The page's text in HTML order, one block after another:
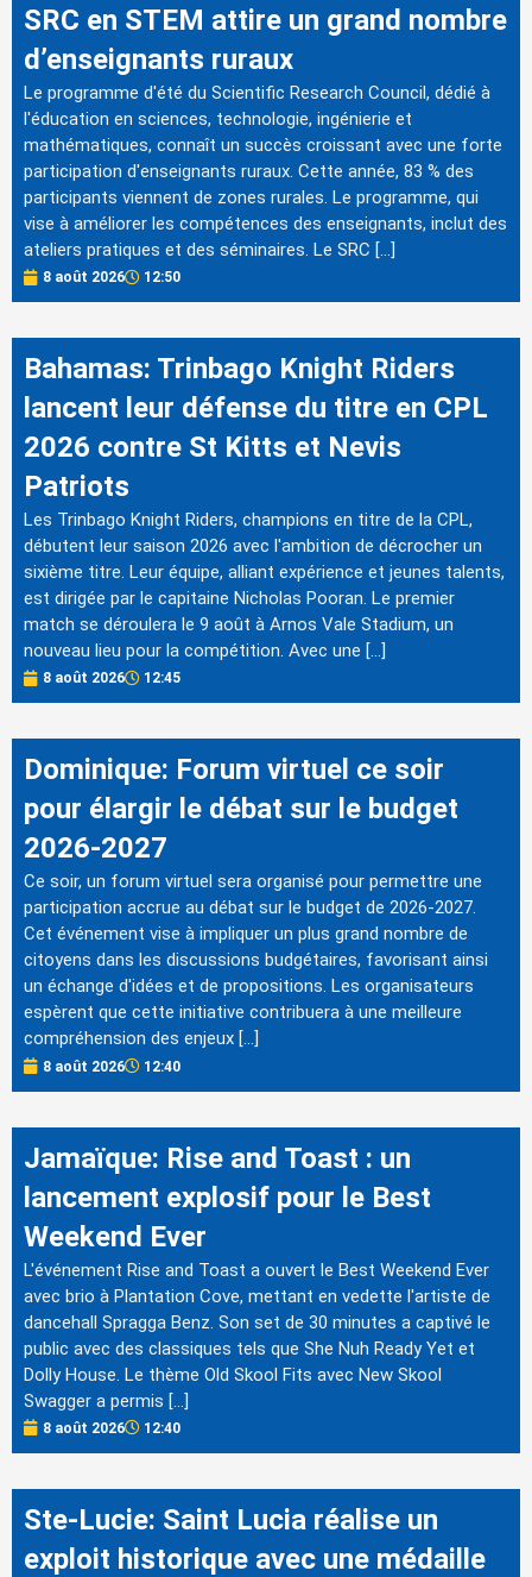
SRC en STEM attire un grand nombre
d’enseignants ruraux
Le programme d'été du Scientific Research Council, dédié à
l'éducation en sciences, technologie, ingénierie et
mathématiques, connaît un succès croissant avec une forte
participation d'enseignants ruraux. Cette année, 83 % des
participants viennent de zones rurales. Le programme, qui
vise à améliorer les compétences des enseignants, inclut des
ateliers pratiques et des séminaires. Le SRC […]
8 août 2026 12:50
Bahamas: Trinbago Knight Riders
lancent leur défense du titre en CPL
2026 contre St Kitts et Nevis
Patriots
Les Trinbago Knight Riders, champions en titre de la CPL,
débutent leur saison 2026 avec l'ambition de décrocher un
sixième titre. Leur équipe, alliant expérience et jeunes talents,
est dirigée par le capitaine Nicholas Pooran. Le premier
match se déroulera le 9 août à Arnos Vale Stadium, un
nouveau lieu pour la compétition. Avec une […]
8 août 2026 12:45
Dominique: Forum virtuel ce soir
pour élargir le débat sur le budget
2026-2027
Ce soir, un forum virtuel sera organisé pour permettre une
participation accrue au débat sur le budget de 2026-2027.
Cet événement vise à impliquer un plus grand nombre de
citoyens dans les discussions budgétaires, favorisant ainsi
un échange d'idées et de propositions. Les organisateurs
espèrent que cette initiative contribuera à une meilleure
compréhension des enjeux […]
8 août 2026 12:40
Jamaïque: Rise and Toast : un
lancement explosif pour le Best
Weekend Ever
L'événement Rise and Toast a ouvert le Best Weekend Ever
avec brio à Plantation Cove, mettant en vedette l'artiste de
dancehall Spragga Benz. Son set de 30 minutes a captivé le
public avec des classiques tels que She Nuh Ready Yet et
Dolly House. Le thème Old Skool Fits avec New Skool
Swagger a permis […]
8 août 2026 12:40
Ste-Lucie: Saint Lucia réalise un
exploit historique avec une médaille